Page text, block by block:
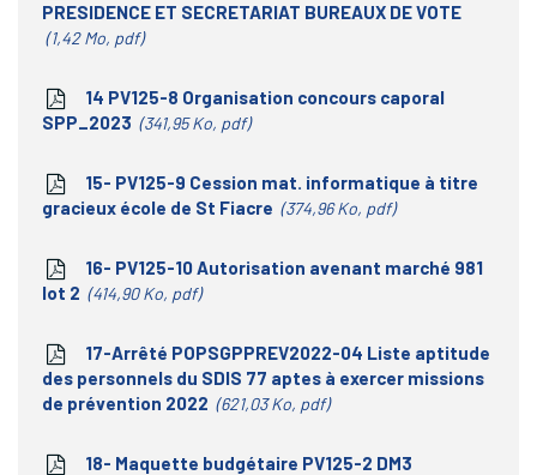
PRESIDENCE ET SECRETARIAT BUREAUX DE VOTE
1,42 Mo, pdf
14 PV125-8 Organisation concours caporal
SPP_2023
341,95 Ko, pdf
15- PV125-9 Cession mat. informatique à titre
gracieux école de St Fiacre
374,96 Ko, pdf
16- PV125-10 Autorisation avenant marché 981
lot 2
414,90 Ko, pdf
17-Arrêté POPSGPPREV2022-04 Liste aptitude
des personnels du SDIS 77 aptes à exercer missions
de prévention 2022
621,03 Ko, pdf
18- Maquette budgétaire PV125-2 DM3